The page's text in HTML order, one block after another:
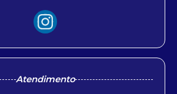
Atendimento